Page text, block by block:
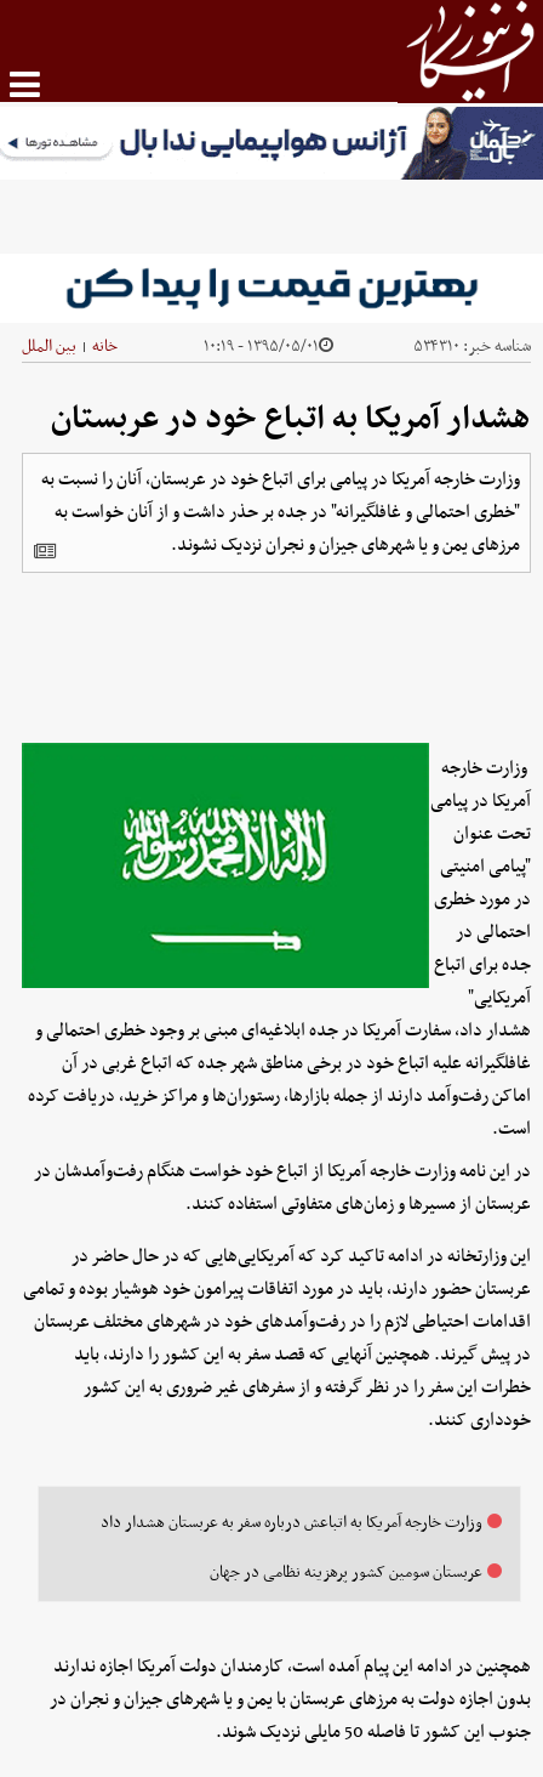
شناسه خبر: ۵۳۴۳۱۰ ۱۳۹۵/۰۵/۰۱ - ۱۰:۱۹ خانه | بین الملل
هشدار آمریکا به اتباع خود در عربستان
وزارت خارجه آمریکا در پیامی برای اتباع خود در عربستان، آنان را نسبت به
"خطری احتمالی و غافلگیرانه"‌ در جده بر حذر داشت و از آنان خواست به
مرزهای یمن و یا شهرهای جیزان و نجران نزدیک نشوند.
وزارت خارجه
آمریکا در پیامی
تحت عنوان
"پیامی امنیتی
در مورد خطری
احتمالی در
جده برای اتباع
آمریکایی"
هشدار داد، سفارت آمریکا در جده ابلاغیه‌ای مبنی بر وجود خطری احتمالی و
غافلگیرانه علیه اتباع خود در برخی مناطق شهر جده که اتباع غربی در آن
اماکن رفت‌وآمد دارند از جمله بازارها،‌ رستوران‌ها و مراکز خرید،‌ دریافت کرده
است.
در این نامه وزارت خارجه آمریکا از اتباع خود خواست هنگام رفت‌وآمدشان در
عربستان از مسیرها و زمان‌های متفاوتی استفاده کنند.
این وزارتخانه در ادامه تاکید کرد که آمریکایی‌هایی که در حال حاضر در
عربستان حضور دارند، باید در مورد اتفاقات پیرامون خود هوشیار بوده و تمامی
اقدامات احتیاطی لازم را در رفت‌وآمدهای خود در شهرهای مختلف عربستان
در پیش گیرند. همچنین آنهایی که قصد سفر به این کشور را دارند، باید
خطرات این سفر را در نظر گرفته و از سفرهای غیر ضروری به این کشور
خودداری کنند.
وزارت خارجه آمریکا به اتباعش درباره سفر به عربستان هشدار داد
عربستان سومین کشور پرهزینه نظامی در جهان
همچنین در ادامه این پیام آمده است، کارمندان دولت آمریکا اجازه ندارند
بدون اجازه دولت به مرزهای عربستان با یمن و یا شهرهای جیزان و نجران در
جنوب این کشور تا فاصله 50 مایلی نزدیک شوند.